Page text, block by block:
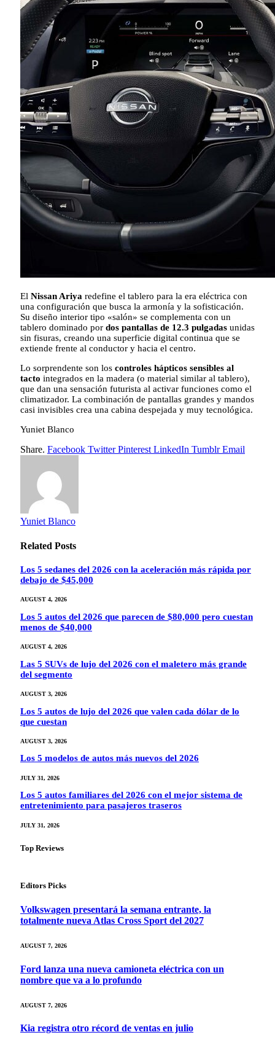
El Nissan Ariya redefine el tablero para la era eléctrica con
una configuración que busca la armonía y la sofisticación.
Su diseño interior tipo «salón» se complementa con un
tablero dominado por dos pantallas de 12.3 pulgadas unidas
sin fisuras, creando una superficie digital continua que se
extiende frente al conductor y hacia el centro.
Lo sorprendente son los controles hápticos sensibles al
tacto integrados en la madera (o material similar al tablero),
que dan una sensación futurista al activar funciones como el
climatizador. La combinación de pantallas grandes y mandos
casi invisibles crea una cabina despejada y muy tecnológica.
Yuniet Blanco
Share. Facebook Twitter Pinterest LinkedIn Tumblr Email
Yuniet Blanco
Related Posts
Los 5 sedanes del 2026 con la aceleración más rápida por
debajo de $45,000
AUGUST 4, 2026
Los 5 autos del 2026 que parecen de $80,000 pero cuestan
menos de $40,000
AUGUST 4, 2026
Las 5 SUVs de lujo del 2026 con el maletero más grande
del segmento
AUGUST 3, 2026
Los 5 autos de lujo del 2026 que valen cada dólar de lo
que cuestan
AUGUST 3, 2026
Los 5 modelos de autos más nuevos del 2026
JULY 31, 2026
Los 5 autos familiares del 2026 con el mejor sistema de
entretenimiento para pasajeros traseros
JULY 31, 2026
Top Reviews
Editors Picks
Volkswagen presentará la semana entrante, la
totalmente nueva Atlas Cross Sport del 2027
AUGUST 7, 2026
Ford lanza una nueva camioneta eléctrica con un
nombre que va a lo profundo
AUGUST 7, 2026
Kia registra otro récord de ventas en julio